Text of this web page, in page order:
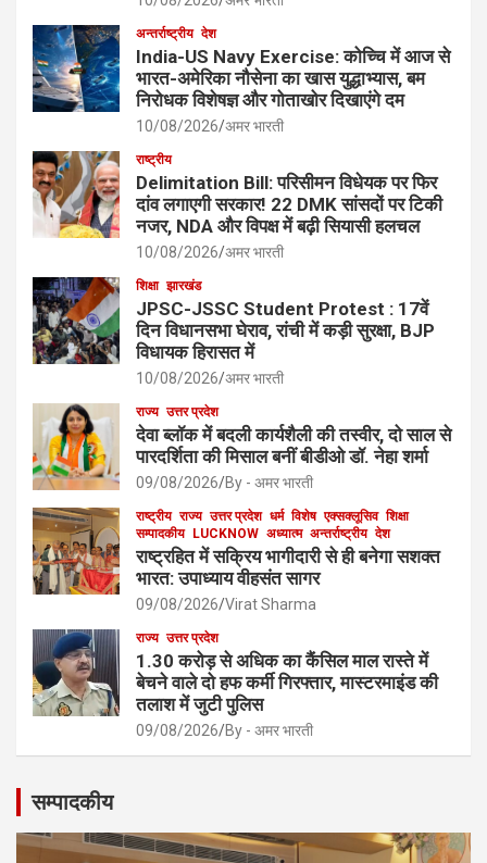
अन्तर्राष्ट्रीय देश
India-US Navy Exercise: कोच्चि में आज से
भारत-अमेरिका नौसेना का खास युद्धाभ्यास, बम
निरोधक विशेषज्ञ और गोताखोर दिखाएंगे दम
10/08/2026 अमर भारती
राष्ट्रीय
Delimitation Bill: परिसीमन विधेयक पर फिर
दांव लगाएगी सरकार! 22 DMK सांसदों पर टिकी
नजर, NDA और विपक्ष में बढ़ी सियासी हलचल
10/08/2026 अमर भारती
शिक्षा झारखंड
JPSC-JSSC Student Protest : 17वें
दिन विधानसभा घेराव, रांची में कड़ी सुरक्षा, BJP
विधायक हिरासत में
10/08/2026 अमर भारती
राज्य उत्तर प्रदेश
देवा ब्लॉक में बदली कार्यशैली की तस्वीर, दो साल से
पारदर्शिता की मिसाल बनीं बीडीओ डॉ. नेहा शर्मा
09/08/2026 By - अमर भारती
राष्ट्रीय राज्य उत्तर प्रदेश धर्म विशेष एक्सक्लूसिव शिक्षा
सम्पादकीय
LUCKNOW अध्यात्म अन्तर्राष्ट्रीय देश
राष्ट्रहित में सक्रिय भागीदारी से ही बनेगा सशक्त
भारत: उपाध्याय वीहसंत सागर
09/08/2026 Virat Sharma
राज्य उत्तर प्रदेश
1.30 करोड़ से अधिक का कैंसिल माल रास्ते में
बेचने वाले दो हफ कर्मी गिरफ्तार, मास्टरमाइंड की
तलाश में जुटी पुलिस
09/08/2026 By - अमर भारती
सम्पादकीय